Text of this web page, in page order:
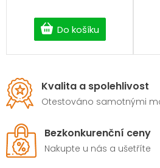
Do košíku
Kvalita a spolehlivost
Otestováno samotnými
Bezkonkurenční ceny
Nakupte u nás a ušetříte